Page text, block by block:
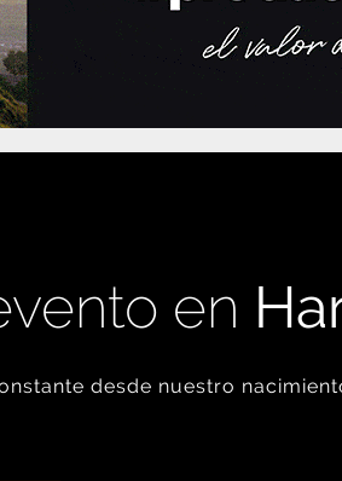
en
desde nuestro